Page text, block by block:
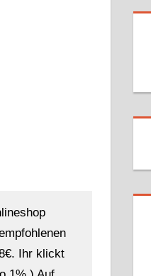
Ihr klickt